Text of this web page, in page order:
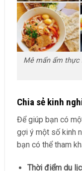
Mê mẩn ẩm thực
Chia sẻ kinh
Để giúp bạn có
gợi ý một số kinh
bạn có thể tham
Thời điểm du